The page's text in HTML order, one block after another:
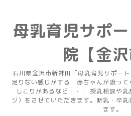
母乳育児サポ
院【金沢
石川県金沢市新神田「母乳育児サポー
足りない感じがする・赤ちゃんが吸って
しこりがあるなど・・・ 授乳相談や
ジ）をさせていただきます。断乳・卒
ます。